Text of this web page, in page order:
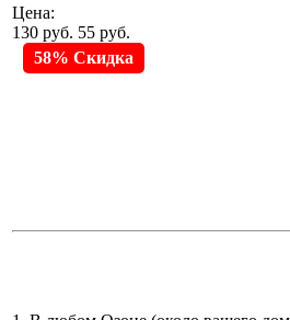
Цена:
130 руб. 55 руб.
58% Скидка